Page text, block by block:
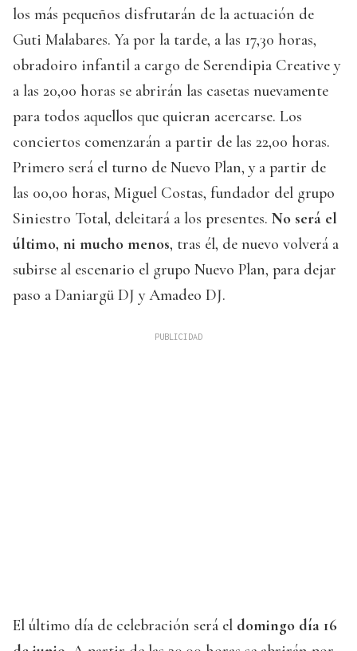
los más pequeños disfrutarán de la actuación de
Guti Malabares. Ya por la tarde, a las 17,30 horas,
obradoiro infantil a cargo de Serendipia Creative y
a las 20,00 horas se abrirán las casetas nuevamente
para todos aquellos que quieran acercarse. Los
conciertos comenzarán a partir de las 22,00 horas.
Primero será el turno de Nuevo Plan, y a partir de
las 00,00 horas, Miguel Costas, fundador del grupo
Siniestro Total, deleitará a los presentes. No será el
último, ni mucho menos, tras él, de nuevo volverá a
subirse al escenario el grupo Nuevo Plan, para dejar
paso a Daniargü DJ y Amadeo DJ.
El último día de celebración será el domingo día 16